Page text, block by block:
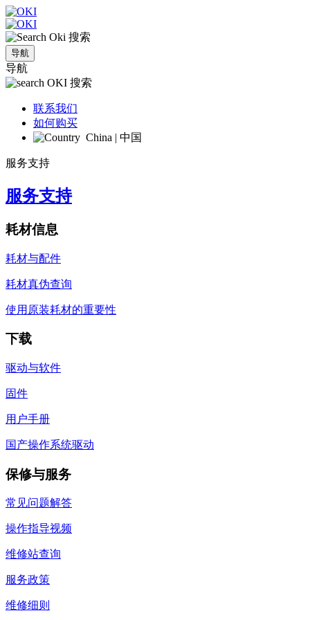
搜索
导航
导航
搜索
联系我们
如何购买
China | 中国
服务支持
服务支持
耗材信息
耗材与配件
耗材真伪查询
使用原装耗材的重要性
下载
驱动与软件
固件
用户手册
国产操作系统驱动
保修与服务
常见问题解答
操作指导视频
维修站查询
服务政策
维修细则